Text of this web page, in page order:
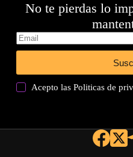
No te pierdas lo
Acepto lasPoliticas de